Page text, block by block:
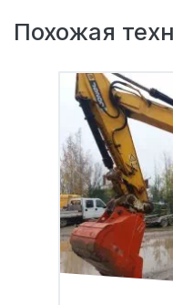
Похожая